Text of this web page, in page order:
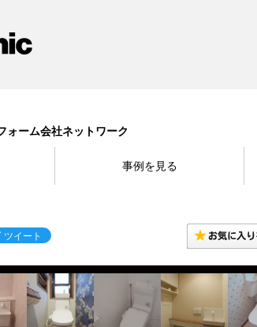
ォーム会社ネットワーク
事例を見る